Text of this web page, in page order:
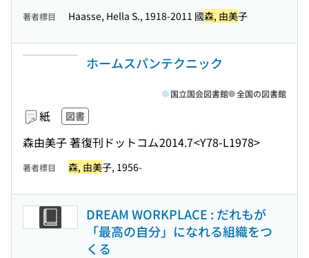
著者標目 Haasse, Hella S., 1918-2011 國森, 由美子
ホームスパンテクニック
紙 図書
森由美子 著復刊ドットコム2014.7<Y78-L1978>
国立国会図書館 全国の図書館
著者標目 森, 由美子, 1956-
DREAM WORKPLACE : だれもが
「最高の自分」になれる組織をつ
くる